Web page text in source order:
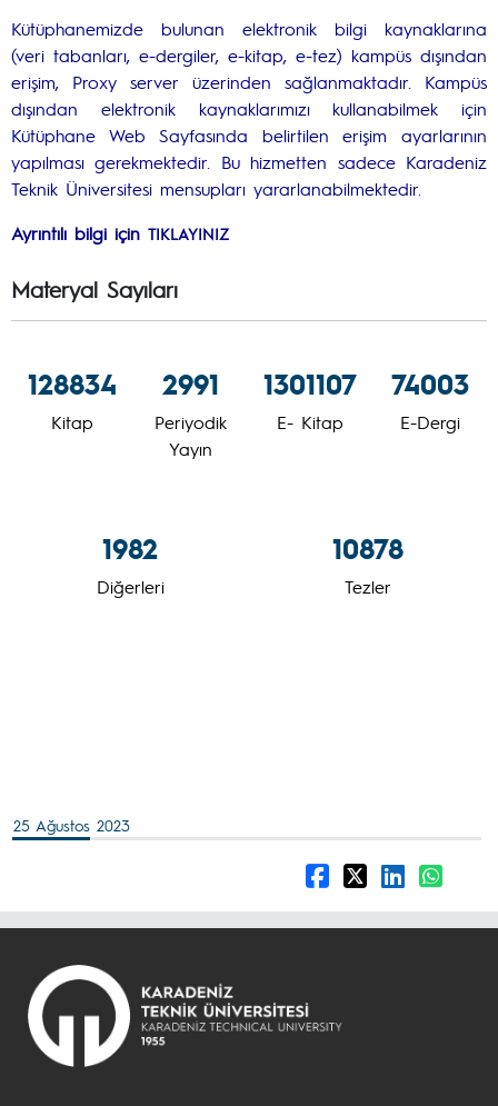
Kütüphanemizde bulunan elektronik bilgi kaynaklarına
(veri tabanları, e-dergiler, e-kitap, e-tez) kampüs dışından
erişim, Proxy server üzerinden sağlanmaktadır. Kampüs
dışından elektronik kaynaklarımızı kullanabilmek için
Kütüphane Web Sayfasında belirtilen erişim ayarlarının
yapılması gerekmektedir. Bu hizmetten sadece Karadeniz
Teknik Üniversitesi mensupları yararlanabilmektedir.
Ayrıntılı bilgi için TIKLAYINIZ
Materyal Sayıları
128834
Kitap
2991
Periyodik
Yayın
1301107
E- Kitap
74003
E-Dergi
1982
Diğerleri
10878
Tezler
25 Ağustos 2023